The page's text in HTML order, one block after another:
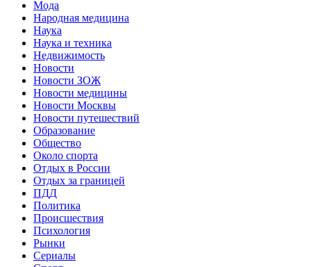
Мода
Народная медицина
Наука
Наука и техника
Недвижимость
Новости
Новости ЗОЖ
Новости медицины
Новости Москвы
Новости путешествий
Образование
Общество
Около спорта
Отдых в России
Отдых за границей
ПДД
Политика
Происшествия
Психология
Рынки
Сериалы